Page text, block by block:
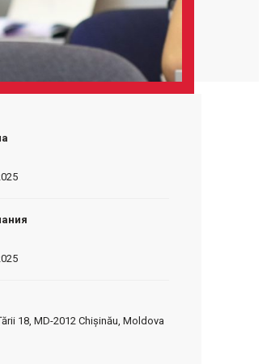
18, MD-2012 Chișinău, Moldova